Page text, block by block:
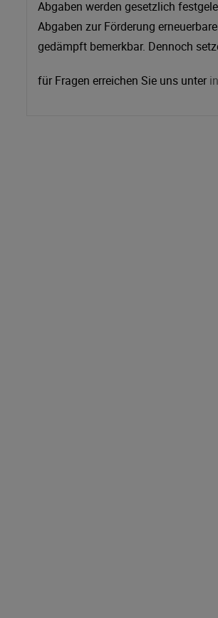
Abgaben werden gesetzlich
Abgaben zur Förderung
gedämpft bemerkbar. Dennoch
für Fragen erreichen Sie uns unter